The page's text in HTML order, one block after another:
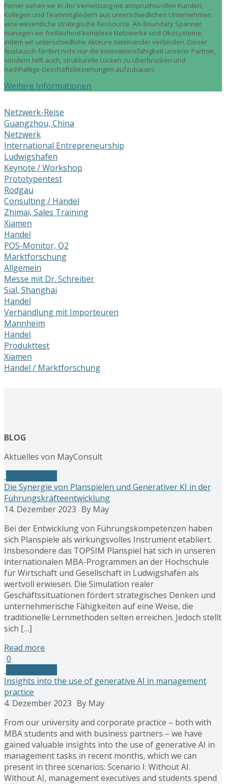
Ferner sehen wir in der Vernetzung mit anspruchsvollen Kunden,
Kollegen und Teammitgliedern aus unterschiedlichen Unternehmen
eine wesentliche strategische Ressource. Als Boundary Spanner
managen wir fortlaufend komplexe Netzwerke und Ökosysteme,
indem wir unterschiedliche Akteure miteinander verbinden. Dieser
Austausch fördert nicht nur die Innovationsfähigkeit unserer Partner,
sondern hilft auch, strukturelle Lücken zu überbrücken und
nachhaltige Geschäftsbeziehungen aufzubauen.
Weitere Informationen
Netzwerk-Reise
Guangzhou, China
Netzwerk
International Entrepreneurship
Ludwigshafen
Keynote / Workshop
Prototypentest
Rodgau
Consulting / Handel
Zhimai, Sales Training
Xiamen
Handel
POS-Monitor, Q2
Marktforschung
Allgemein
Messe mit Dr. Schreiber
Sial, Shanghai
Handel
Verhandlung mit Importeuren
Mannheim
Handel
Produkttest
Xiamen
Handel / Marktforschung
BLOG
Aktuelles von MayConsult
Die Synergie von Planspielen und Generativer KI in der
Führungskräfteentwicklung
14. Dezember 2023 By May
Bei der Entwicklung von Führungskompetenzen haben
sich Planspiele als wirkungsvolles Instrument etabliert.
Insbesondere das TOPSIM Planspiel hat sich in unseren
internationalen MBA-Programmen an der Hochschule
für Wirtschaft und Gesellschaft in Ludwigshafen als
wertvoll erwiesen. Die Simulation realer
Geschäftssituationen fördert strategisches Denken und
unternehmerische Fähigkeiten auf eine Weise, die
traditionelle Lernmethoden selten erreichen. Jedoch stellt
sich […]
Read more
0
Insights into the use of generative AI in management
practice
4. Dezember 2023 By May
From our university and corporate practice – both with
MBA students and with business partners – we have
gained valuable insights into the use of generative AI in
management tasks in recent months, which we can
present in three scenarios: Scenario I: Without AI.
Without AI, management executives and students spend